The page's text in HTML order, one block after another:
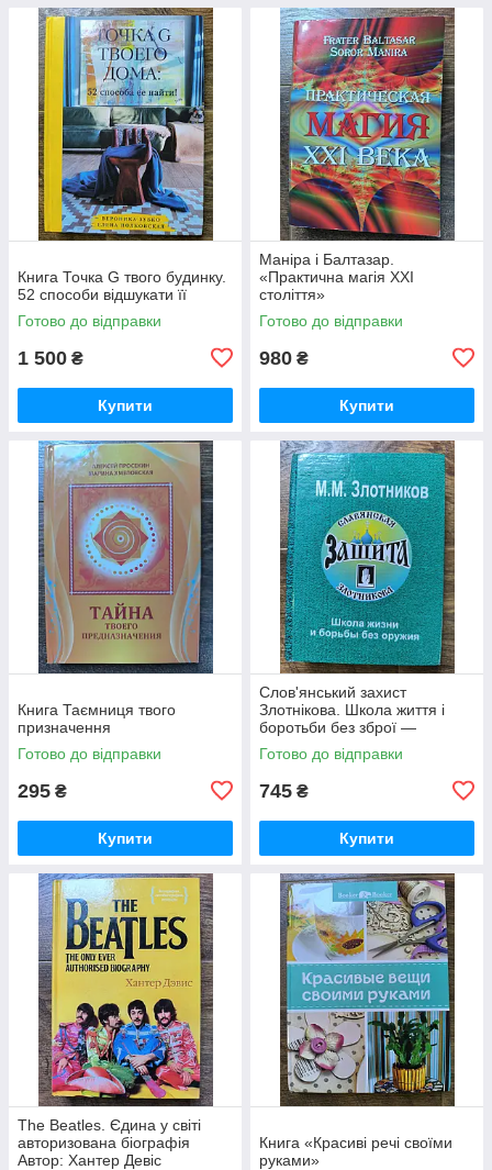
Книга Точка G твого будинку.
52 способи відшукати її
Готово до відправки
1 500 ₴
Купити
Маніра і Балтазар.
«Практична магія XXI
століття»
Готово до відправки
980 ₴
Купити
Книга Таємниця твого
призначення
Готово до відправки
295 ₴
Купити
Слов'янський захист
Злотнікова. Школа життя і
боротьби без зброї —
практичний посібник
Готово до відправки
745 ₴
Купити
The Beatles. Єдина у світі
авторизована біографія
Автор: Хантер Девіс
Книга «Красиві речі своїми
руками»